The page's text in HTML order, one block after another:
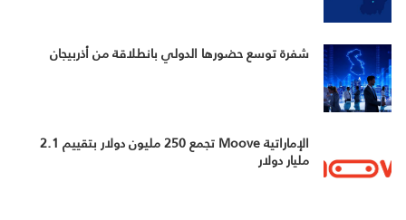
شفرة توسع حضورها الدولي بانطلاقة من أذربيجان
الإماراتية Moove تجمع 250 مليون دولار بتقييم 2.1
مليار دولار